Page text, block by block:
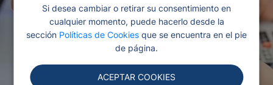
Si desea cambiar o retirar su consentimiento en
cualquier momento, puede hacerlo desde la
sección Políticas de Cookies que se encuentra en el pie
de página.
ACEPTAR COOKIES